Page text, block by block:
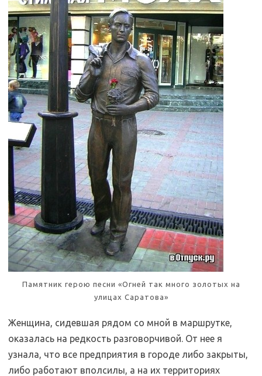
Памятник герою песни «Огней так много золотых на
улицах Саратова»
Женщина, сидевшая рядом со мной в маршрутке,
оказалась на редкость разговорчивой. От нее я
узнала, что все предприятия в городе либо закрыты,
либо работают вполсилы, а на их территориях